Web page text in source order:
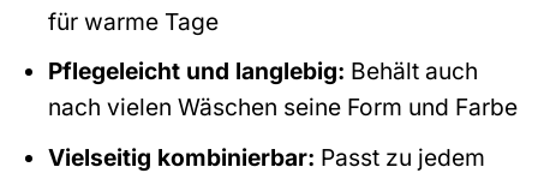
für warme Tage
Pflegeleicht und langlebig: Behält auch
nach vielen Wäschen seine Form und Farbe
Vielseitig kombinierbar: Passt zu jedem